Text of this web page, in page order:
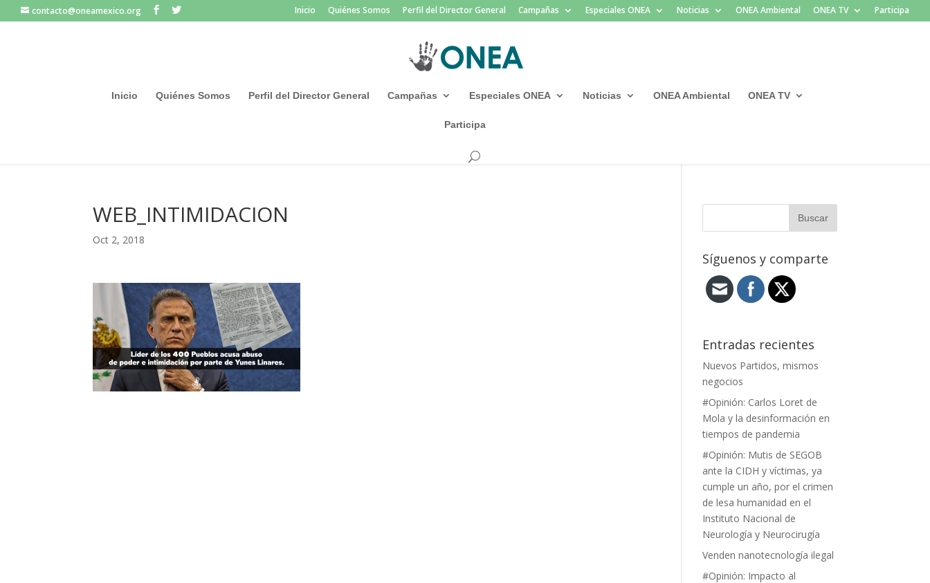
contacto@oneamexico.org Inicio Quiénes Somos Perfil del Director General Campañas Especiales ONEA Noticias ONEA Ambiental ONEA TV Participa
Inicio Quiénes Somos Perfil del Director General Campañas Especiales ONEA Noticias ONEA Ambiental ONEA TV
Participa
WEB_INTIMIDACION
Oct 2, 2018
Síguenos y comparte
Entradas recientes
Nuevos Partidos, mismos
negocios
#Opinión: Carlos Loret de
Mola y la desinformación en
tiempos de pandemia
#Opinión: Mutis de SEGOB
ante la CIDH y víctimas, ya
cumple un año, por el crimen
de lesa humanidad en el
Instituto Nacional de
Neurología y Neurocirugía
Venden nanotecnología ilegal
#Opinión: Impacto al